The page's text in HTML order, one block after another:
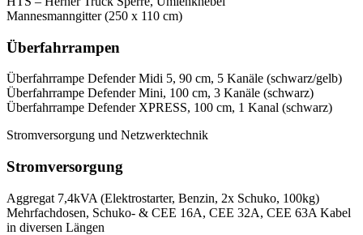
Mannesmanngitter (250 x 110 cm)
Überfahrrampen
Überfahrrampe Defender Midi 5, 90 cm, 5 Kanäle (schwarz/gelb)
Überfahrrampe Defender Mini, 100 cm, 3 Kanäle (schwarz)
Überfahrrampe Defender XPRESS, 100 cm, 1 Kanal (schwarz)
Stromversorgung und Netzwerktechnik
Stromversorgung
Aggregat 7,4kVA (Elektrostarter, Benzin, 2x Schuko, 100kg)
Mehrfachdosen, Schuko- & CEE 16A, CEE 32A, CEE 63A Kabel
in diversen Längen